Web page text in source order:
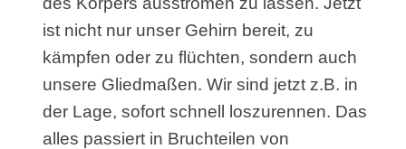
ist nicht nur unser Gehirn bereit, zu
kämpfen oder zu flüchten, sondern auch
unsere Gliedmaßen. Wir sind jetzt z.B. in
der Lage, sofort schnell loszurennen. Das
alles passiert in Bruchteilen von